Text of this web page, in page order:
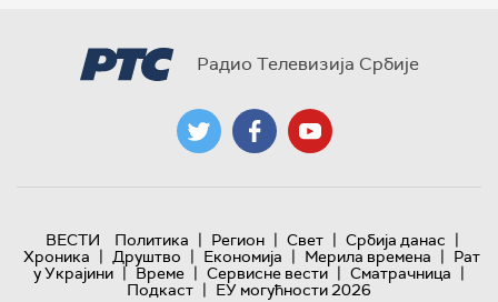
Радио Телевизија Србије
ВЕСТИ Политика | Регион | Свет | Србија данас |
Хроника | Друштво | Економија | Мерила времена | Рат
у Украјини | Време | Сервисне вести | Сматрачница |
Подкаст | ЕУ могућности 2026